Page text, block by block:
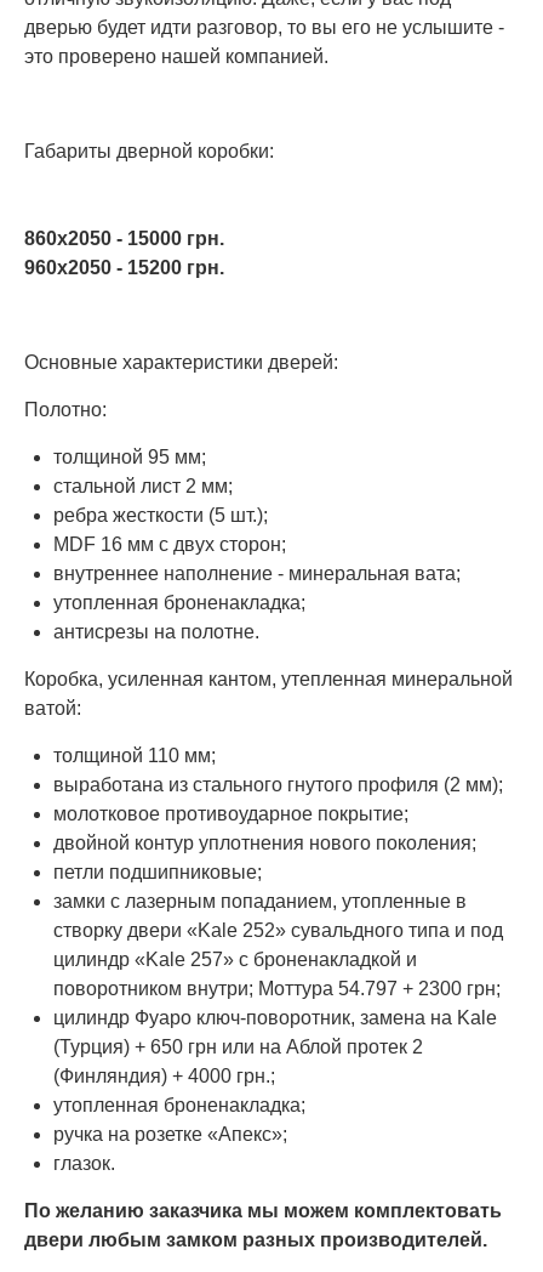
дверью будет идти разговор, то вы его не услышите -
это проверено нашей компанией.
Габариты дверной коробки:
860х2050 - 15000 грн.
960х2050 - 15200 грн.
Основные характеристики дверей:
Полотно:
толщиной 95 мм;
стальной лист 2 мм;
ребра жесткости (5 шт.);
MDF 16 мм с двух сторон;
внутреннее наполнение - минеральная вата;
утопленная броненакладка;
антисрезы на полотне.
Коробка, усиленная кантом, утепленная минеральной
ватой:
толщиной 110 мм;
выработана из стального гнутого профиля (2 мм);
молотковое противоударное покрытие;
двойной контур уплотнения нового поколения;
петли подшипниковые;
замки с лазерным попаданием, утопленные в
створку двери «Kale 252» сувальдного типа и под
цилиндр «Kale 257» с броненакладкой и
поворотником внутри; Моттура 54.797 + 2300 грн;
цилиндр Фуаро ключ-поворотник, замена на Kale
(Турция) + 650 грн или на Аблой протек 2
(Финляндия) + 4000 грн.;
утопленная броненакладка;
ручка на розетке «Апекс»;
глазок.
По желанию заказчика мы можем комплектовать
двери любым замком разных производителей.